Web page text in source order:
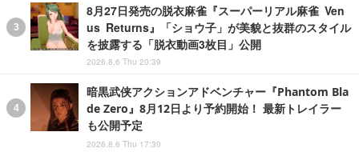
8月27日発売の脱衣麻雀『スーパーリアル麻雀 Ven
us Returns』「ショウ子」が美貌と抜群のスタイル
を披露する「脱衣動画3枚目」公開
2026.8.6 Thu 20:39
暗黒武侠アクションアドベンチャー『Phantom Bla
de Zero』8月12日より予約開始！ 最新トレイラー
も公開予定
2026.8.6 Thu 17:30